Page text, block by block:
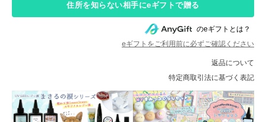
住所を知らない相手にeギフトで贈る
のeギフトとは？
eギフトをご利用前に必ずご確認ください
返品について
特定商取引法に基づく表記